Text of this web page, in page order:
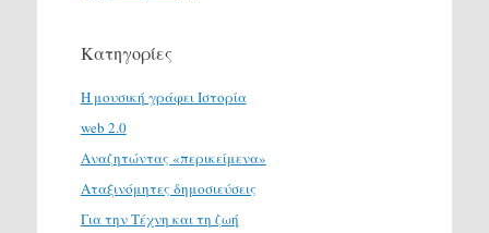
Κατηγορίες
H μουσική γράφει Ιστορία
web 2.0
Αναζητώντας «περικείμενα»
Αταξινόμητες δημοσιεύσεις
Για την Τέχνη και τη ζωή